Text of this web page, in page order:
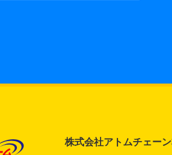
株式会社アトムチェー